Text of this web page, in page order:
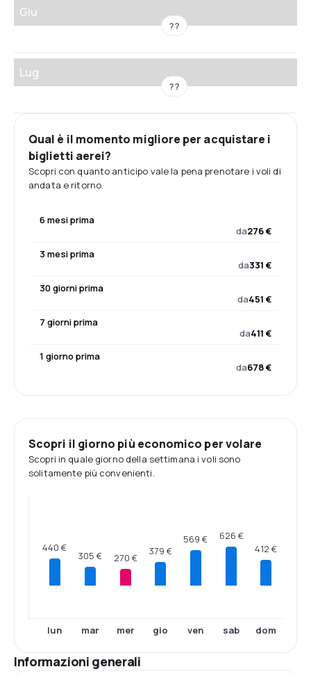
Giu
??
Lug
??
Qual è il momento migliore per acquistare i
biglietti aerei?
Scopri con quanto anticipo vale la pena prenotare i voli di
andata e ritorno.
6 mesi prima
da276 €
3 mesi prima
da331 €
30 giorni prima
da451 €
7 giorni prima
da411 €
1 giorno prima
da678 €
Scopri il giorno più economico per volare
Scopri in quale giorno della settimana i voli sono
solitamente più convenienti.
440 €
lun
305 €
mar
270 €
mer
379 €
gio
569 €
ven
626 €
sab
412 €
dom
Informazioni generali